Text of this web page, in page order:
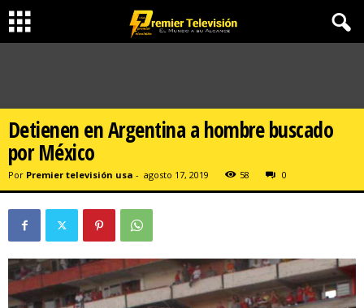
Detienen en Argentina a hombre buscado
por México
Por Premier televisión usa - agosto 17, 2019 58 0